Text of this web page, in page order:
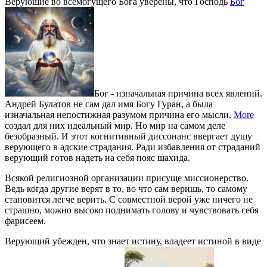
Бог - изначальная причина всех явлений.
Андрей Булатов не сам дал имя Богу Гуран, а была
изначальная непостижная разумом причина его мысли. More
создал для них идеальный мир. Но мир на самом деле
безобразный. И этот когнитивный диссонанс ввергает душу
верующего в адские страдания. Ради избавления от страданий
верующий готов надеть на себя пояс шахида.
Всякой религиозной организации присуще миссионерство.
Ведь когда другие верят в то, во что сам веришь, то самому
становится легче верить. С совместной верой уже ничего не
страшно, можно высоко поднимать голову и чувствовать себя
фарисеем.
Верующий убежден, что знает истину, владеет истиной в виде